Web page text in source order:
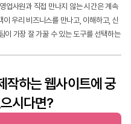
업사원과 직접 만나지 않는 시간은 계속
우리 비즈니스를 만나고, 이해하고, 신
이 가장 잘 가꿀 수 있는 도구를 선택하는
작하는 웹사이트에 궁
시다면?